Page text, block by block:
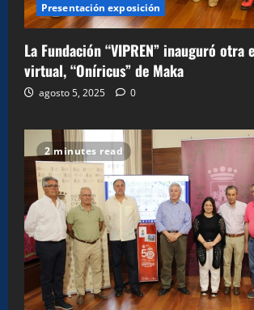
Presentación exposición
La Fundación “VIPREN” inauguró otra
virtual, “Oníricus” de Maka
agosto 5, 2025 0
2 minutes read